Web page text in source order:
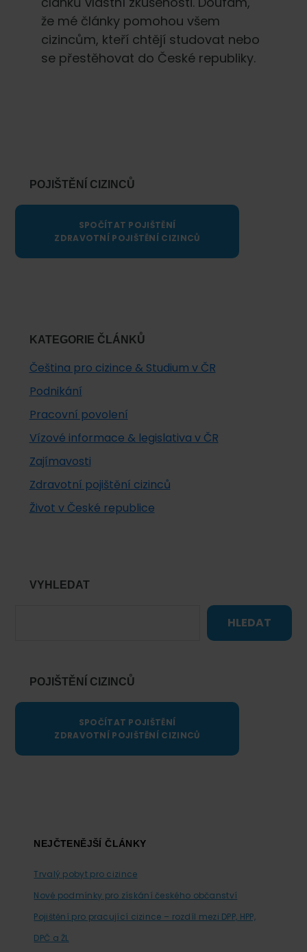
že mé články pomohou všem
cizincům, kteří chtějí studovat nebo
se přestěhovat do České republiky.
POJIŠTĚNÍ CIZINCŮ
SPOČÍTAT POJIŠTĚNÍ
ZDRAVOTNÍ POJIŠTĚNÍ CIZINCŮ
KATEGORIE ČLÁNKŮ
Čeština pro cizince & Studium v ČR
Podnikání
Pracovní povolení
Vízové informace & legislativa v ČR
Zajímavosti
Zdravotní pojištění cizinců
Život v České republice
VYHLEDAT
HLEDAT
POJIŠTĚNÍ CIZINCŮ
SPOČÍTAT POJIŠTĚNÍ
ZDRAVOTNÍ POJIŠTĚNÍ CIZINCŮ
FooterNEJČTENĚJŠÍ ČLÁNKY
Trvalý pobyt pro cizince
Nové podmínky pro získání českého občanství
Pojištění pro pracující cizince – rozdíl mezi DPP, HPP,
DPČ a ŽL